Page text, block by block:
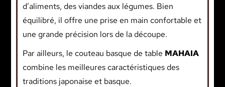
d’aliments, des viandes aux légumes. Bien
équilibré, il offre une prise en main confortable et
une grande précision lors de la découpe.
Par ailleurs, le couteau basque de table MAHAIA
combine les meilleures caractéristiques des
traditions japonaise et basque.